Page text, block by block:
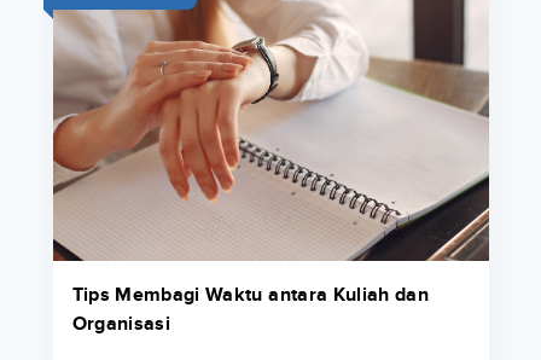
Tips Membagi Waktu antara Kuliah dan
Organisasi